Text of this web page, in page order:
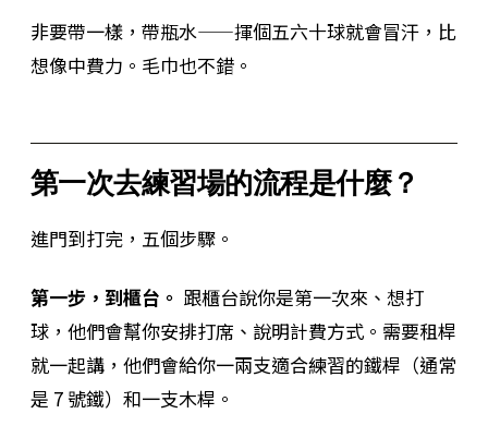
非要帶一樣，帶瓶水——揮個五六十球就會冒汗，比
想像中費力。毛巾也不錯。
第一次去練習場的流程是什麼？
進門到打完，五個步驟。
第一步，到櫃台。 跟櫃台說你是第一次來、想打
球，他們會幫你安排打席、說明計費方式。需要租桿
就一起講，他們會給你一兩支適合練習的鐵桿（通常
是 7 號鐵）和一支木桿。